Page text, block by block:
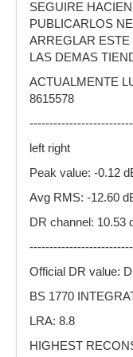
SEGUIRE
PUBLICARLOS
ARREGLAR ESTE
LAS DEMAS
ACTUALMENTE
8615578
left right
Peak value: -0.12
Avg RMS: -12.60
DR channel: 10.53
Official DR value:
BS 1770
LRA: 8.8
HIGHEST